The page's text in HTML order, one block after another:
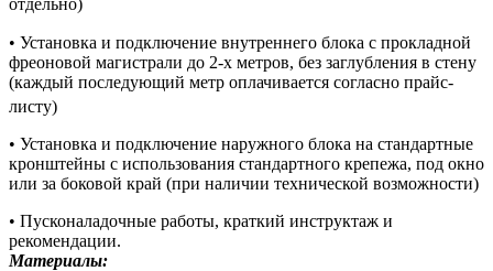
отдельно)
• Установка и подключение внутреннего блока с прокладной
фреоновой магистрали до 2-х метров, без заглубления в стену
(каждый последующий метр оплачивается согласно прайс-
листу)
• Установка и подключение наружного блока на стандартные
кронштейны с использования стандартного крепежа, под окно
или за боковой край (при наличии технической возможности)
• Пусконаладочные работы, краткий инструктаж и
рекомендации.
Материалы: